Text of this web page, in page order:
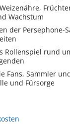
Wachstum
der Persephone-
Rollenspiel rund
Fans, Sammler
und Fürsorge